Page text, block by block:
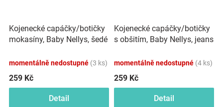
Kojenecké capáčky/botičky
mokasíny, Baby Nellys, šedé
momentálně nedostupné (3 ks)
259 Kč
Detail
Kojenecké capáčky/botičky
s obšitím, Baby Nellys, jeans
momentálně nedostupné (4 ks)
259 Kč
Detail